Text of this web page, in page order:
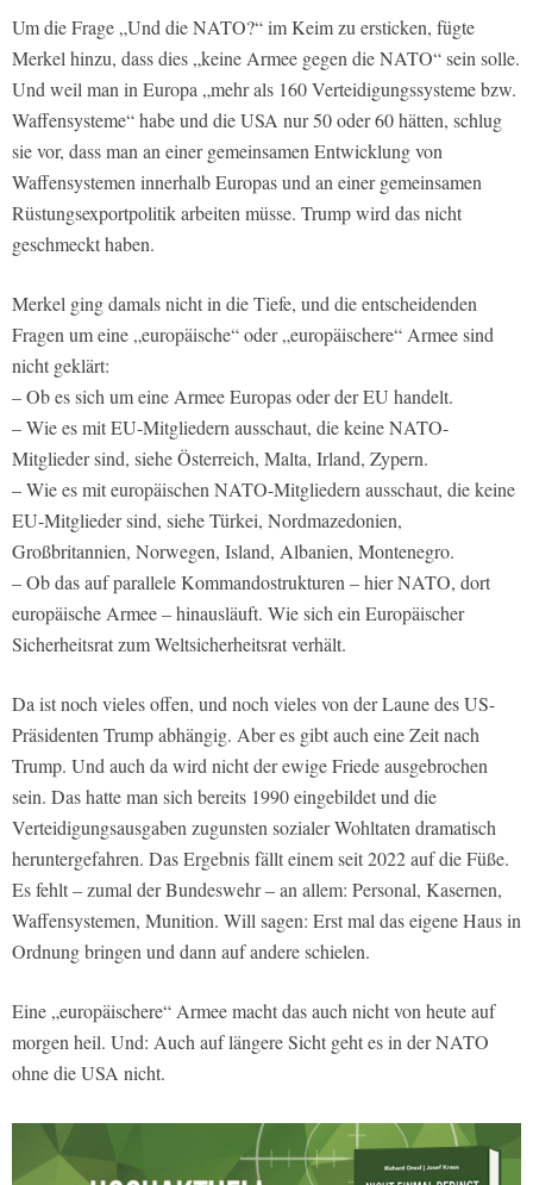
Um die Frage „Und die NATO?“ im Keim zu ersticken, fügte
Merkel hinzu, dass dies „keine Armee gegen die NATO“ sein solle.
Und weil man in Europa „mehr als 160 Verteidigungssysteme bzw.
Waffensysteme“ habe und die USA nur 50 oder 60 hätten, schlug
sie vor, dass man an einer gemeinsamen Entwicklung von
Waffensystemen innerhalb Europas und an einer gemeinsamen
Rüstungsexportpolitik arbeiten müsse. Trump wird das nicht
geschmeckt haben.
Merkel ging damals nicht in die Tiefe, und die entscheidenden
Fragen um eine „europäische“ oder „europäischere“ Armee sind
nicht geklärt:
– Ob es sich um eine Armee Europas oder der EU handelt.
– Wie es mit EU-Mitgliedern ausschaut, die keine NATO-
Mitglieder sind, siehe Österreich, Malta, Irland, Zypern.
– Wie es mit europäischen NATO-Mitgliedern ausschaut, die keine
EU-Mitglieder sind, siehe Türkei, Nordmazedonien,
Großbritannien, Norwegen, Island, Albanien, Montenegro.
– Ob das auf parallele Kommandostrukturen – hier NATO, dort
europäische Armee – hinausläuft. Wie sich ein Europäischer
Sicherheitsrat zum Weltsicherheitsrat verhält.
Da ist noch vieles offen, und noch vieles von der Laune des US-
Präsidenten Trump abhängig. Aber es gibt auch eine Zeit nach
Trump. Und auch da wird nicht der ewige Friede ausgebrochen
sein. Das hatte man sich bereits 1990 eingebildet und die
Verteidigungsausgaben zugunsten sozialer Wohltaten dramatisch
heruntergefahren. Das Ergebnis fällt einem seit 2022 auf die Füße.
Es fehlt – zumal der Bundeswehr – an allem: Personal, Kasernen,
Waffensystemen, Munition. Will sagen: Erst mal das eigene Haus in
Ordnung bringen und dann auf andere schielen.
Eine „europäischere“ Armee macht das auch nicht von heute auf
morgen heil. Und: Auch auf längere Sicht geht es in der NATO
ohne die USA nicht.